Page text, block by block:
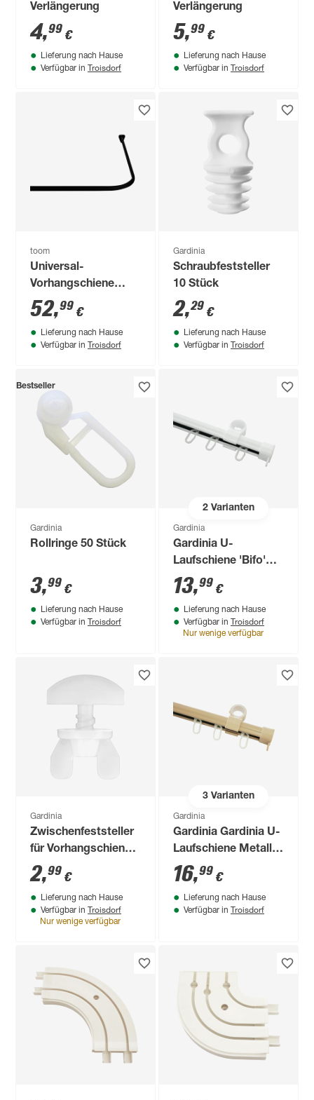
Verlängerung
4,99 €
Lieferung nach Hause
Verfügbar in Troisdorf
Verlängerung
5,99 €
Lieferung nach Hause
Verfügbar in Troisdorf
toom
Universal-
Vorhangschiene
'Bruck' schwarz 90 x
90 x 90 cm
52,99 €
Lieferung nach Hause
Verfügbar in Troisdorf
Gardinia
Schraubfeststeller
10 Stück
2,29 €
Lieferung nach Hause
Verfügbar in Troisdorf
Bestseller
Gardinia
Rollringe 50 Stück
3,99 €
Lieferung nach Hause
Verfügbar in Troisdorf
2Varianten
Gardinia
Gardinia U-
Laufschiene 'Bifo'
weiss 190 cm
13,99 €
Lieferung nach Hause
Verfügbar in Troisdorf
Nur wenige verfügbar
Gardinia
Zwischenfeststeller
für Vorhangschienen
6 Stück
2,99 €
Lieferung nach Hause
Verfügbar in Troisdorf
Nur wenige verfügbar
3Varianten
Gardinia
Gardinia Gardinia U-
Laufschiene Metall
240 cm
16,99 €
Lieferung nach Hause
Verfügbar in Troisdorf